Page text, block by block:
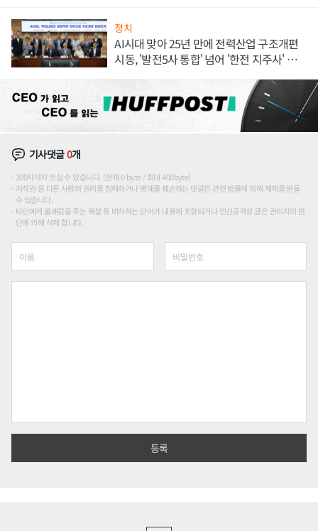
정치
AI시대 맞아 25년 만에 전력산업 구조개편
시동, '발전5사 통합' 넘어 '한전 지주사' 재편
기사댓글0개
200자까지 쓰실 수 있습니다. (현재 0 byte / 최대 400byte)
저작권 등 다른 사람의 권리를 침해하거나 명예를 훼손하는 댓글은 관련 법률에 의해 제재를 받을
수 있습니다.
타인에게 불쾌감을 주는 욕설 등 비하하는 단어가 내용에 포함되거나 인신공격성 글은 관리자의 판
단에 의해 삭제 합니다.